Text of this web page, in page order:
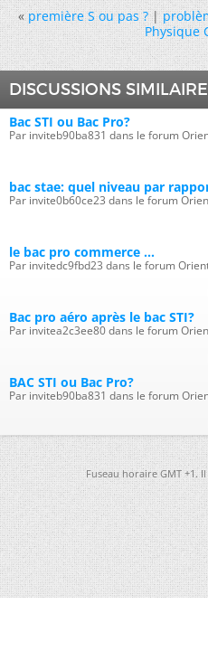
« première S ou pas ?|
Physique
DISCUSSIONS
Bac STI ou Bac Pro?
Par inviteb90ba831 dans le forum
bac stae: quel niveau par
Par invite0b60ce23 dans le forum
le bac pro commerce ...
Par invitedc9fbd23 dans le forum
Bac pro aéro après le bac STI?
Par invitea2c3ee80 dans le forum
BAC STI ou Bac Pro?
Par inviteb90ba831 dans le forum
Fuseau horaire GMT +1.